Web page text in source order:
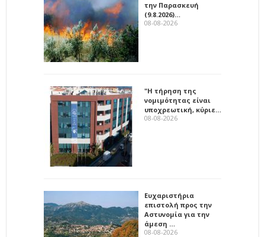
την Παρασκευή
(9.8.2026)…
08-08-2026
"Η τήρηση της
νομιμότητας είναι
υποχρεωτική, κύριε…
08-08-2026
Ευχαριστήρια
επιστολή προς την
Αστυνομία για την
άμεση …
08-08-2026